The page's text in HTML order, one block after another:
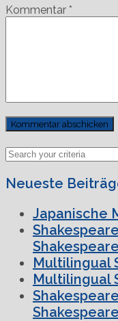
Kommentar *
Previous
Post
Next
Post
Neueste
Japanische
Multilingual
Multilingual